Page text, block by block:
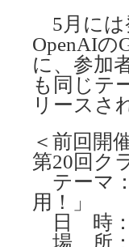
5月には
OpenAIの
に、参加
も同じテ
リースさ
＜前回開
第20回ク
テーマ
用！」
日 時：